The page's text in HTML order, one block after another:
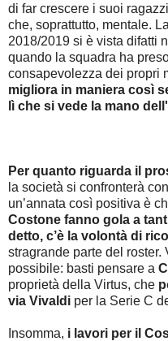
di far crescere i suoi
che, soprattutto, mentale.
2018/2019 si è vista difatti
quando la squadra ha
consapevolezza dei propri
migliora in maniera così
lì che si vede la mano
Per quanto riguarda il
la società si confronterà
un’annata così positiva è
Costone fanno gola a
detto, c’è la volontà di
stragrande parte del roster.
possibile: basti pensare a
proprietà della Virtus, che
via Vivaldi per la Serie C
Insomma, i lavori per il